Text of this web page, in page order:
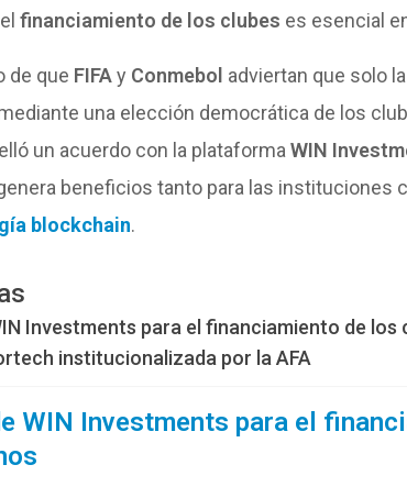
financiamiento de los clubes es esencial
de que FIFAy Conmebol adviertan que solo la
una elección democrática de los
un acuerdo con la plataforma WIN
beneficios tanto para las instituciones
blockchain.
Investments para el financiamiento de los
institucionalizada por la AFA
WIN Investments para el